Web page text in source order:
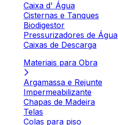
Caixa d' Água
Cisternas e Tanques
Biodigestor
Pressurizadores de Água
Caixas de Descarga
Materiais para Obra
Argamassa e Rejunte
Impermeabilizante
Chapas de Madeira
Telas
Colas para piso